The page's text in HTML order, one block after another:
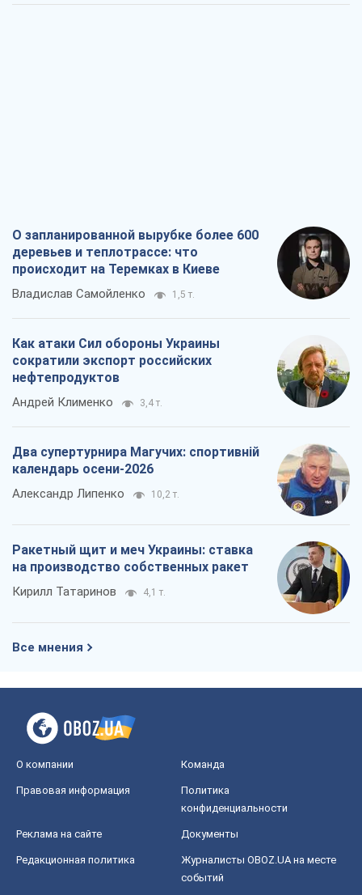
О запланированной вырубке более 600
деревьев и теплотрассе: что
происходит на Теремках в Киеве
Владислав Самойленко 1,5 т.
Как атаки Сил обороны Украины
сократили экспорт российских
нефтепродуктов
Андрей Клименко 3,4 т.
Два супертурнира Магучих: спортивній
календарь осени-2026
Александр Липенко 10,2 т.
Ракетный щит и меч Украины: ставка
на производство собственных ракет
Кирилл Татаринов 4,1 т.
Все мнения
О компании Команда
Правовая информация
Политика
конфиденциальности
Реклама на сайте Документы
Редакционная политика
Журналисты OBOZ.UA на месте
событий